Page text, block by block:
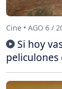
Cine • AGO 6 /
Si hoy